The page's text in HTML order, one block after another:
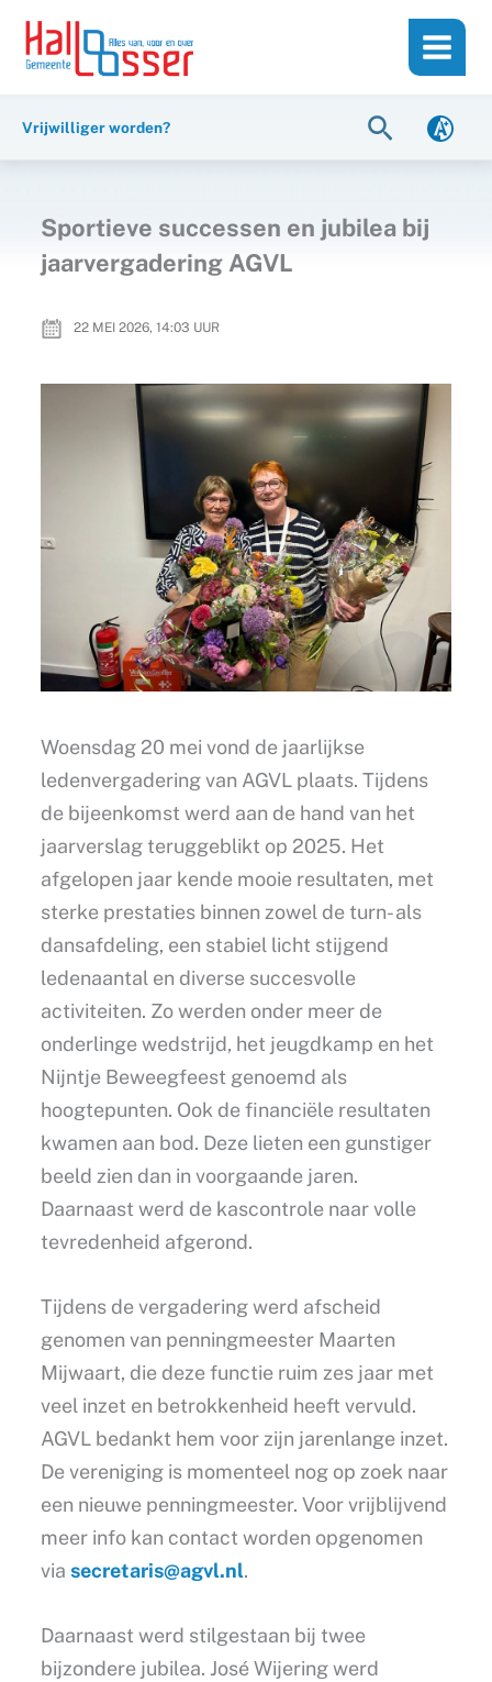
inhoud
naar
Vrijwilliger worden? Zoeken
Sportieve successen en jubilea bij
jaarvergadering AGVL
22 MEI 2026, 14:03 UUR
Woensdag 20 mei vond de jaarlijkse
ledenvergadering van AGVL plaats. Tijdens
de bijeenkomst werd aan de hand van het
jaarverslag teruggeblikt op 2025. Het
afgelopen jaar kende mooie resultaten, met
sterke prestaties binnen zowel de turn- als
dansafdeling, een stabiel licht stijgend
ledenaantal en diverse succesvolle
activiteiten. Zo werden onder meer de
onderlinge wedstrijd, het jeugdkamp en het
Nijntje Beweegfeest genoemd als
hoogtepunten. Ook de financiële resultaten
kwamen aan bod. Deze lieten een gunstiger
beeld zien dan in voorgaande jaren.
Daarnaast werd de kascontrole naar volle
tevredenheid afgerond.
Tijdens de vergadering werd afscheid
genomen van penningmeester Maarten
Mijwaart, die deze functie ruim zes jaar met
veel inzet en betrokkenheid heeft vervuld.
AGVL bedankt hem voor zijn jarenlange inzet.
De vereniging is momenteel nog op zoek naar
een nieuwe penningmeester. Voor vrijblijvend
meer info kan contact worden opgenomen
via secretaris@agvl.nl.
Daarnaast werd stilgestaan bij twee
bijzondere jubilea. José Wijering werd